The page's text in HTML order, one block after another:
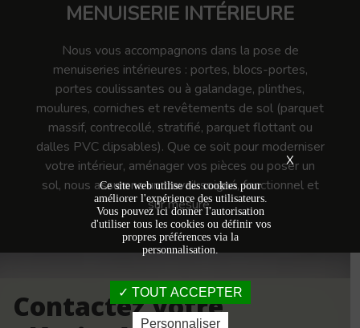
MENUISERIE INTÉRIEURE
Nous vous accompagnons dans la pose de
menuiseries intérieures : portes, blocs-portes,
portes coulissantes ou à galandage, plinthes,
moulures, corniches et revêtements de sol (parquet
massif, contrecollé, stratifié, parquet flottant ou
dalles PVC clipsables). Que ce soit pour moderniser
votre intérieur, aménager vos pièces ou poser un
sol, nous assurons un travail soigné, fonctionnel et
sur mesure.
Contactez votre
X
Ce site web utilise des cookies pour
améliorer l'expérience des utilisateurs.
Vous pouvez ici donner l'autorisation
d'utiliser tous les cookies ou définir vos
propres préférences via la
personnalisation.
TOUT ACCEPTER
Personnaliser